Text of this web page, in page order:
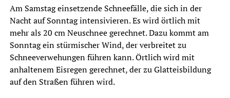
Am Samstag einsetzende Schneefälle, die sich in der
Nacht auf Sonntag intensivieren. Es wird örtlich mit
mehr als 20 cm Neuschnee gerechnet. Dazu kommt am
Sonntag ein stürmischer Wind, der verbreitet zu
Schneeverwehungen führen kann. Örtlich wird mit
anhaltenem Eisregen gerechnet, der zu Glatteisbildung
auf den Straßen führen wird.